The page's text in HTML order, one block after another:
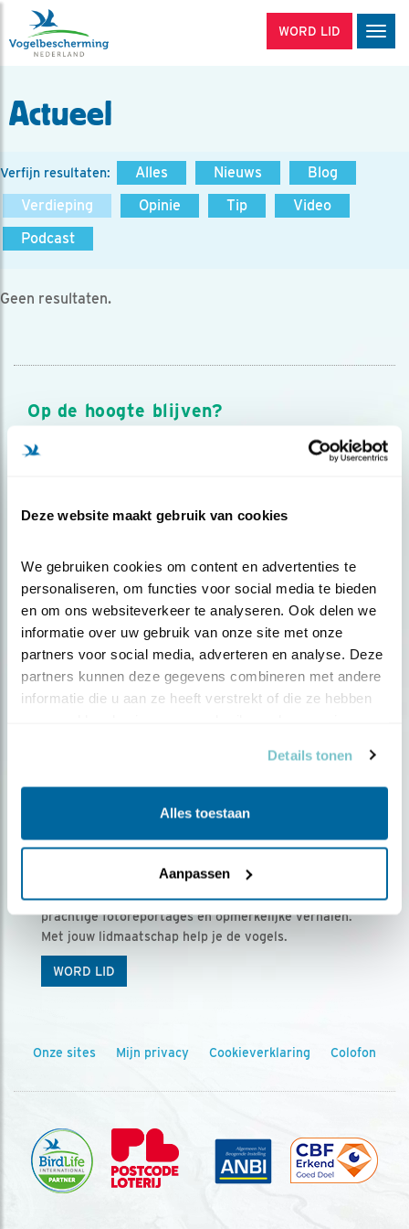
Deze website maakt gebruik van cookies
We gebruiken cookies om content en advertenties te
personaliseren, om functies voor social media te bieden
en om ons websiteverkeer te analyseren. Ook delen we
informatie over uw gebruik van onze site met onze
partners voor social media, adverteren en analyse. Deze
partners kunnen deze gegevens combineren met andere
informatie die u aan ze heeft verstrekt of die ze hebben
Details tonen
Alles toestaan
Aanpassen
WORD LID
Actueel
Verfijn resultaten: Alles Nieuws
Blog
Verdieping
Opinie Tip
Video
Podcast
Geen resultaten.
Op de hoogte blijven?
Meld je aan en ontvang nieuws, inspiratie, acties en tips
over vogels en activiteiten van Vogelbescherming.
Ontvang 5 x Vogels voor € 36,00 per jaar
Vogels is het tijdschrift voor onze leden, met
prachtige fotoreportages en opmerkelijke verhalen.
Met jouw lidmaatschap help je de vogels.
WORD LID
Onze sites Mijn privacy Cookieverklaring Colofon